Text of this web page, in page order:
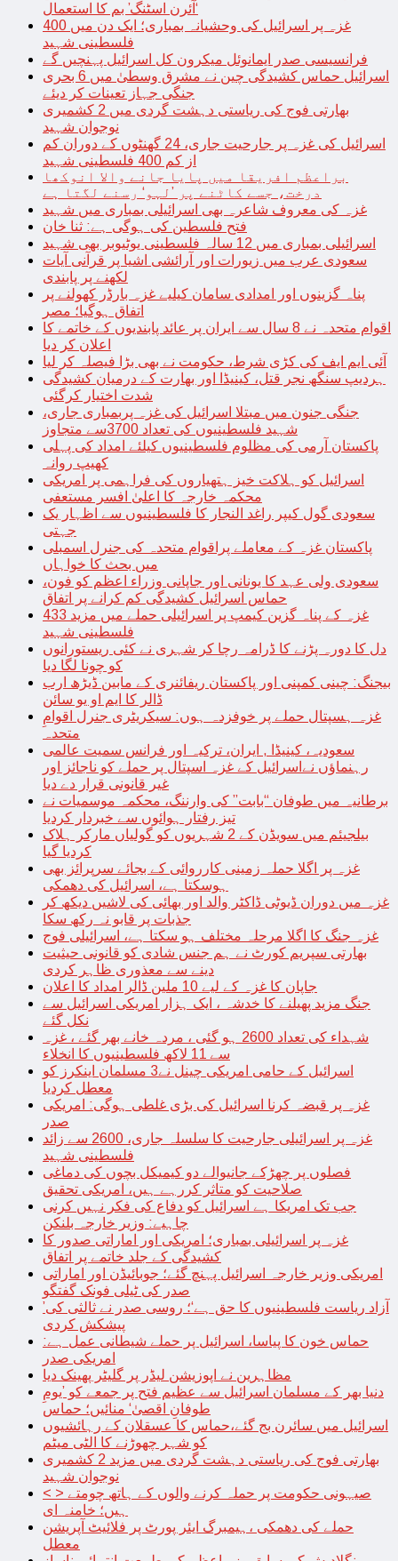
‘آئرن اسٹنگ’ بم کا استعمال
غزہ پر اسرائیل کی وحشیانہ بمباری؛ ایک دن میں 400
فلسطینی شہید
فرانسیسی صدر ایمانوئل میکرون کل اسرائیل پہنچیں گے
اسرائیل حماس کشیدگی چین نے مشرق وسطیٰ میں 6 بحری
جنگی جہاز تعینات کر دیئے
بھارتی فوج کی ریاستی دہشت گردی میں 2 کشمیری
نوجوان شہید
اسرائیل کی غزہ پر جارحیت جاری، 24 گھنٹوں کے دوران کم
از کم 400 فلسطینی شہید
براعظم افریقا میں پایا جانے والا انوکھا
درخت، جسے کاٹنے پر ’لہو‘ رسنے لگتا ہے
غزہ کی معروف شاعرہ بھی اسرائیلی بمباری میں شہید
فتح فلسطین کی ہوگی ہے: ثنا خان
اسرائیلی بمباری میں 12 سالہ فلسطینی یوٹیوبر بھی شہید
سعودی عرب میں زیورات اور آرائشی اشیا پر قرآنی آیات
لکھنے پر پابندی
پناہ گزینوں اور امدادی سامان کیلیے غزہ بارڈر کھولنے پر
اتفاق ہوگیا؛ مصر
اقوام متحدہ نے 8 سال سے ایران پر عائد پابندیوں کے خاتمے کا
اعلان کر دیا
آئی ایم ایف کی کڑی شرط، حکومت نے بھی بڑا فیصلہ کر لیا
ہردیپ سنگھ نجر قتل، کینیڈا اور بھارت کے درمیان کشیدگی
شدت اختیار کرگئی
جنگی جنون میں مبتلا اسرائیل کی غزہ پربمباری جاری،
شہید فلسطینیوں کی تعداد 3700سے متجاوز
پاکستان آرمی کی مظلوم فلسطینیوں کیلئے امداد کی پہلی
کھیپ روانہ
اسرائیل کو ہلاکت خیز ہتھیاروں کی فراہمی پر امریکی
محکمہ خارجہ کا اعلیٰ افسر مستعفی
سعودی گول کیپر راغد النجار کا فلسطینیوں سے اظہار یک
جہتی
پاکستان غزہ کے معاملے پراقوام متحدہ کی جنرل اسمبلی
میں بحث کا خواہاں
سعودی ولی عہد کا یونانی اور جاپانی وزراء اعظم کو فون،
حماس اسرائیل کشیدگی کم کرانے پر اتفاق
غزہ کے پناہ گزین کیمپ پر اسرائیلی حملے میں مزید 433
فلسطینی شہید
دل کا دورہ پڑنے کا ڈرامہ رچا کر شہری نے کئی ریستورانوں
کو چونا لگا دیا
بیجنگ: چینی کمپنی اور پاکستان ریفائنری کے مابین ڈیڑھ ارب
ڈالر کا ایم او یو سائن
غزہ ہسپتال حملے پر خوفزدہ ہوں: سیکریٹری جنرل اقوامِ
متحدہ
سعودیہ، کینیڈا , ایران، ترکیہ اور فرانس سمیت عالمی
رہنماؤں نےاسرائیل کے غزہ اسپتال پر حملے کو ناجائز اور
غیر قانونی قرار دے دیا
برطانیہ میں طوفان “بابت” کی وارننگ، محکمہ موسمیات نے
تیز رفتار ہوائوں سے خبردار کردیا
بیلجیئم میں سویڈن کے 2 شہریوں کو گولیاں مارکر ہلاک
کردیا گیا
غزہ پر اگلا حملہ زمینی کارروائی کے بجائے سرپرائز بھی
ہوسکتا ہے، اسرائیل کی دھمکی
غزہ میں دوران ڈیوٹی ڈاکٹر والد اور بھائی کی لاشیں دیکھ کر
جذبات پر قابو نہ رکھ سکا
غزہ جنگ کا اگلا مرحلہ مختلف ہو سکتا ہے، اسرائیلی فوج
بھارتی سپریم کورٹ نے ہم جنس شادی کو قانونی حیثیت
دینے سے معذوری ظاہر کردی
جاپان کا غزہ کے لیے 10 ملین ڈالر امداد کا اعلان
جنگ مزید پھیلنے کا خدشہ ، ایک ہزار امریکی اسرائیل سے
نکل گئے
شہداء کی تعداد 2600 ہو گئی ، مردہ خانے بھر گئے ، غزہ
سے 11 لاکھ فلسطینیوں کا انخلاء
اسرائیل کے حامی امریکی چینل نے3 مسلمان اینکرز کو
معطل کردیا
غزہ پر قبضہ کرنا اسرائیل کی بڑی غلطی ہوگی: امریکی
صدر
غزہ پر اسرائیلی جارحیت کا سلسلہ جاری، 2600 سے زائد
فلسطینی شہید
فصلوں پر چھڑکے جانیوالے دو کیمیکل بچوں کی دماغی
صلاحیت کو متاثر کررہے ہیں، امریکی تحقیق
جب تک امریکا ہے اسرائیل کو دفاع کی فکر نہیں کرنی
چاہیے: وزیر خارجہ بلنکن
غزہ پر اسرائیلی بمباری؛ امریکی اور اماراتی صدور کا
کشیدگی کے جلد خاتمے پر اتفاق
امریکی وزیر خارجہ اسرائیل پہنچ گئے؛ جوبائیڈن اور اماراتی
صدر کی ٹیلی فونک گفتگو
’آزاد ریاست فلسطینیوں کا حق ہے‘؛ روسی صدر نے ثالثی کی
پیشکش کردی
حماس خون کا پیاسا، اسرائیل پر حملے شیطانی عمل ہے:
امریکی صدر
مظاہرین نے اپوزیشن لیڈر پر گلیٹر پھینک دیا
دنیا بھر کے مسلمان اسرائیل سے عظیم فتح پر جمعے کو ’یومِ
طوفانِ اقصیٰ‘ منائیں؛ حماس
اسرائیل میں سائرن بج گئے،حماس کا عسقلان کے رہائشیوں
کو شہر چھوڑنے کا الٹی میٹم
بھارتی فوج کی ریاستی دہشت گردی میں مزید 2 کشمیری
نوجوان شہید
< > صیہونی حکومت پر حملہ کرنے والوں کے ہاتھ چومتے
ہیں؛ خامنہ ای
حملے کی دھمکی ،ہیمبرگ ایئر پورٹ پر فلائیٹ آپریشن
معطل